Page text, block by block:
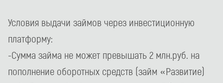
Условия выдачи займов через инвестиционную
платформу:
-Сумма займа не может превышать 2 млн.руб. на
пополнение оборотных средств (займ «Развитие)